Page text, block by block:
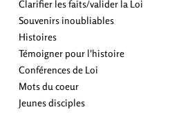
Clarifier les faits/valider la Loi
Souvenirs inoubliables
Histoires
Témoigner pour l'histoire
Conférences de Loi
Mots du coeur
Jeunes disciples